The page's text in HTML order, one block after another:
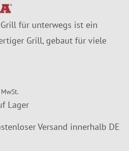
Pfannen
für unterwegs ist ein
Grill, gebaut für viele
Lager
Versand innerhalb DE